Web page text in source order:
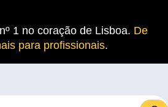
1 no coração de Lisboa. De
para profissionais.